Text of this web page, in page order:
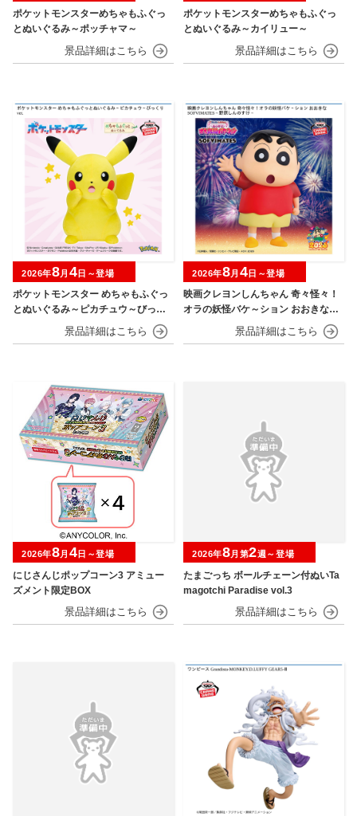
ポケットモンスターめちゃもふぐっ
とぬいぐるみ～ポッチャマ～
ポケットモンスターめちゃもふぐっ
とぬいぐるみ～カイリュー～
ポケットモンスター めちゃもふぐっ
とぬいぐるみ～ピカチュウ～びっく
2026年8月 4 日～登場
映画クレヨンしんちゃん 奇々怪々！
オラの妖怪バケ～ション おおきなSO
FVIMATES～野原しんのすけ～
2026年8月 4 日～登場
にじさんじポップコーン3 アミュー
ズメント限定BOX
2026年8月 4 日～登場
たまごっち ボールチェーン付ぬいTa
magotchi Paradise vol.3
2026年8月第2週～登場